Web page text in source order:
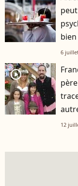
6
player2
12